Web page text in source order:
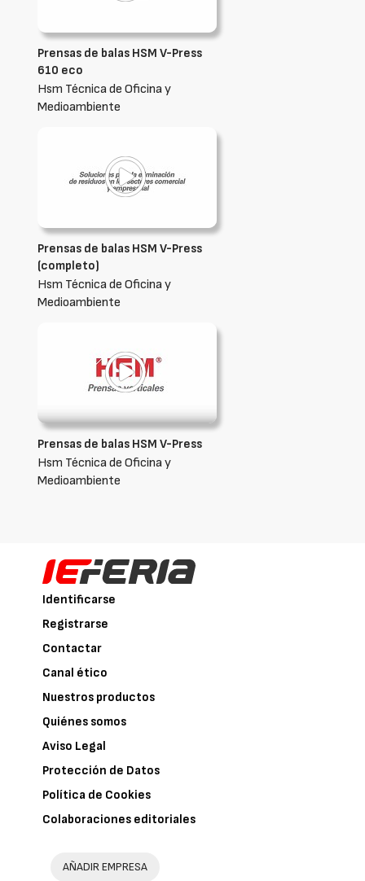
Prensas de balas HSM V-Press
610 eco
Hsm Técnica de Oficina y
Medioambiente
Prensas de balas HSM V-Press
(completo)
Hsm Técnica de Oficina y
Medioambiente
Prensas de balas HSM V-Press
Hsm Técnica de Oficina y
Medioambiente
Identificarse
Registrarse
Contactar
Canal ético
Nuestros productos
Quiénes somos
Aviso Legal
Protección de Datos
Política de Cookies
Colaboraciones editoriales
AÑADIR EMPRESA